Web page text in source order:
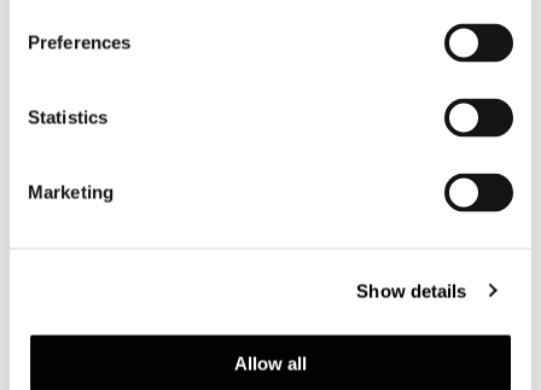
Preferences
Statistics
Marketing
Show details
Allow all
quali firmati da Christophe Delcourt.
armoniosamente con quelli outdoor,
verde all'interno dello spazio
sedute Florida, delle sedute Halley